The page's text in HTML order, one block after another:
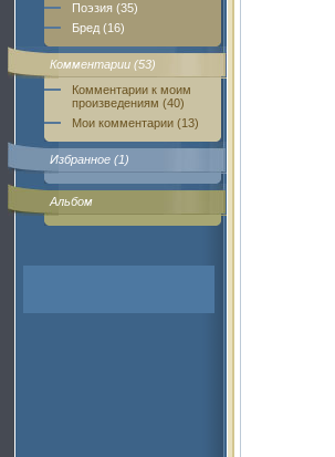
Поэзия (35)
Бред (16)
Комментарии (53)
Комментарии к моим
произведениям (40)
Мои комментарии (13)
Избранное (1)
Альбом